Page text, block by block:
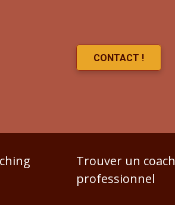
CONTACT !
Trouver un coach
professionnel